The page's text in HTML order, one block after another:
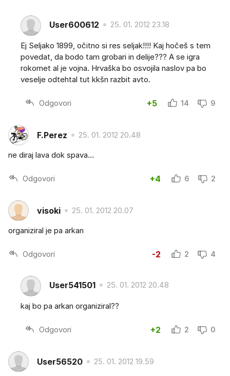
User600612 25. 01. 2012 23.18
Ej Seljako 1899, očitno si res seljak!!!! Kaj hočeš s tem
povedat, da bodo tam grobari in delije??? A se igra
rokomet al je vojna. Hrvaška bo osvojila naslov pa bo
veselje odtehtal tut kkšn razbit avto.
Odgovori +5 14 9
F.Perez 25. 01. 2012 20.48
ne diraj lava dok spava...
Odgovori +4 6 2
visoki 25. 01. 2012 20.07
organiziral je pa arkan
Odgovori -2 2 4
User541501 25. 01. 2012 20.48
kaj bo pa arkan organiziral??
Odgovori +2 2 0
User56520 25. 01. 2012 19.59